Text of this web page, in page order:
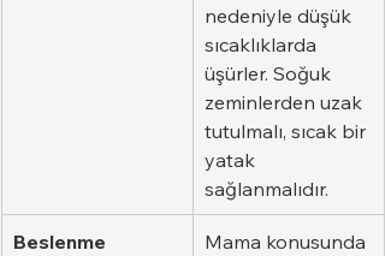
nedeniyle düşük
sıcaklıklarda
üşürler. Soğuk
zeminlerden uzak
tutulmalı, sıcak bir
yatak
sağlanmalıdır.
Beslenme
Mama konusunda